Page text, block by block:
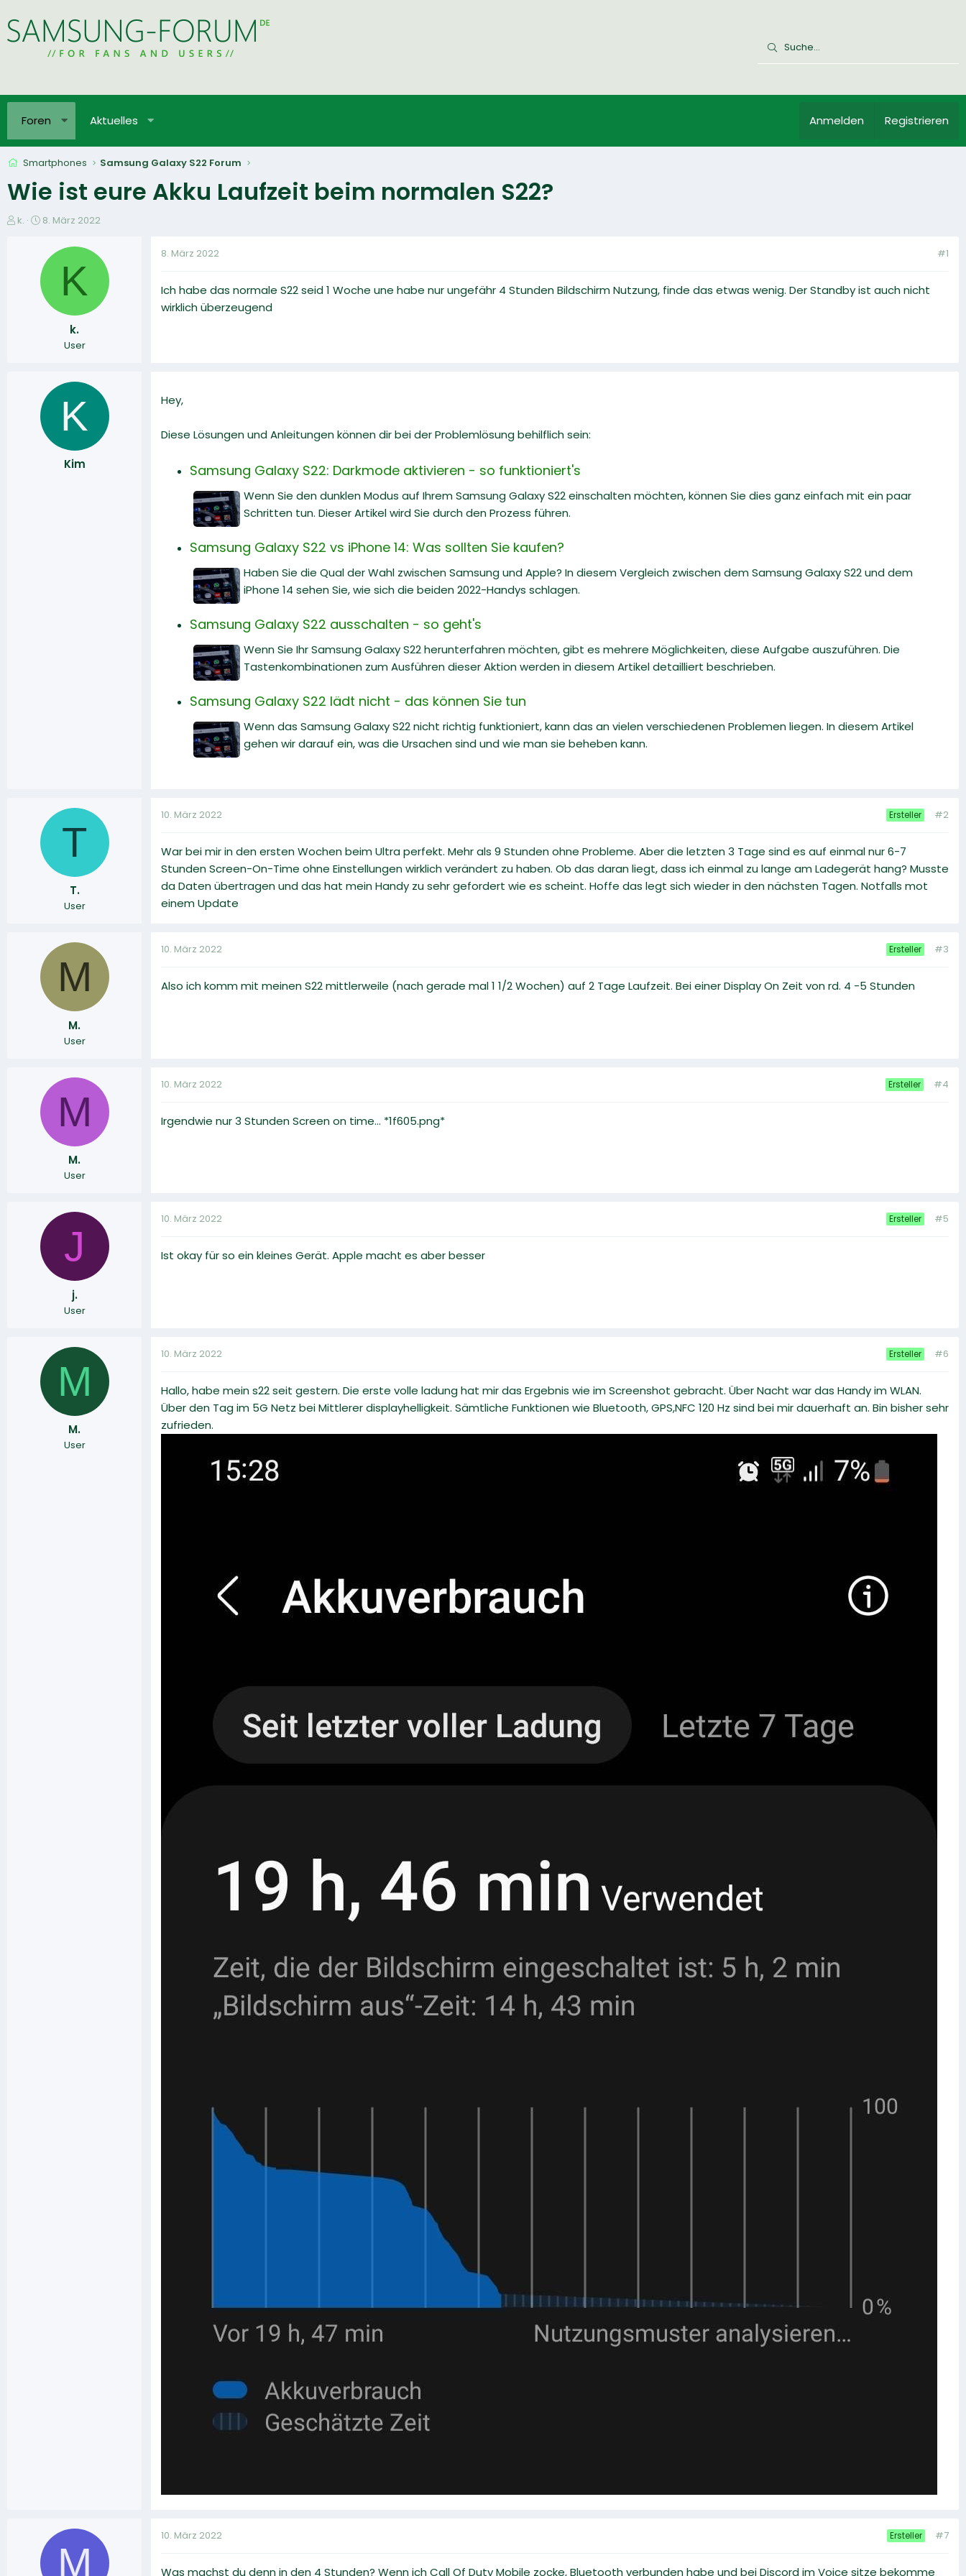
Foren Aktuelles Anmelden Registrieren
Smartphones Samsung Galaxy S22 Forum
Wie ist eure Akku Laufzeit beim normalen S22?
E
k.
E
t
l
8. März 2022
K
k.
User
8. März 2022 #1
Ich habe das normale S22 seid 1 Woche une habe nur ungefähr 4 Stunden Bildschirm Nutzung, finde das etwas wenig. Der Standby ist auch nicht
wirklich überzeugend
K
Kim
Hey,
Diese Lösungen und Anleitungen können dir bei der Problemlösung behilflich sein:
Samsung Galaxy S22: Darkmode aktivieren - so funktioniert's
Wenn Sie den dunklen Modus auf Ihrem Samsung Galaxy S22 einschalten möchten, können Sie dies ganz einfach mit ein paar
Schritten tun. Dieser Artikel wird Sie durch den Prozess führen.
Samsung Galaxy S22 vs iPhone 14: Was sollten Sie kaufen?
Haben Sie die Qual der Wahl zwischen Samsung und Apple? In diesem Vergleich zwischen dem Samsung Galaxy S22 und dem
iPhone 14 sehen Sie, wie sich die beiden 2022-Handys schlagen.
Samsung Galaxy S22 ausschalten - so geht's
Wenn Sie Ihr Samsung Galaxy S22 herunterfahren möchten, gibt es mehrere Möglichkeiten, diese Aufgabe auszuführen. Die
Tastenkombinationen zum Ausführen dieser Aktion werden in diesem Artikel detailliert beschrieben.
Samsung Galaxy S22 lädt nicht - das können Sie tun
Wenn das Samsung Galaxy S22 nicht richtig funktioniert, kann das an vielen verschiedenen Problemen liegen. In diesem Artikel
gehen wir darauf ein, was die Ursachen sind und wie man sie beheben kann.
T
T.
User
10. März 2022 Ersteller #2
War bei mir in den ersten Wochen beim Ultra perfekt. Mehr als 9 Stunden ohne Probleme. Aber die letzten 3 Tage sind es auf einmal nur 6-7
Stunden Screen-On-Time ohne Einstellungen wirklich verändert zu haben. Ob das daran liegt, dass ich einmal zu lange am Ladegerät hang? Musste
da Daten übertragen und das hat mein Handy zu sehr gefordert wie es scheint. Hoffe das legt sich wieder in den nächsten Tagen. Notfalls mot
einem Update
M
M.
User
10. März 2022 Ersteller #3
Also ich komm mit meinen S22 mittlerweile (nach gerade mal 1 1/2 Wochen) auf 2 Tage Laufzeit. Bei einer Display On Zeit von rd. 4 -5 Stunden
M
M.
User
10. März 2022 Ersteller #4
Irgendwie nur 3 Stunden Screen on time... *1f605.png*
J
j.
User
10. März 2022 Ersteller #5
Ist okay für so ein kleines Gerät. Apple macht es aber besser
M
M.
User
10. März 2022 Ersteller #6
Hallo, habe mein s22 seit gestern. Die erste volle ladung hat mir das Ergebnis wie im Screenshot gebracht. Über Nacht war das Handy im WLAN.
Über den Tag im 5G Netz bei Mittlerer displayhelligkeit. Sämtliche Funktionen wie Bluetooth, GPS,NFC 120 Hz sind bei mir dauerhaft an. Bin bisher sehr
zufrieden.
M
10. März 2022 Ersteller #7
Was machst du denn in den 4 Stunden? Wenn ich Call Of Duty Mobile zocke, Bluetooth verbunden habe und bei Discord im Voice sitze bekomme